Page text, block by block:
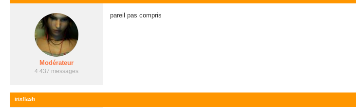
Modérateur
4 437 messages
pareil pas compris
irixflash